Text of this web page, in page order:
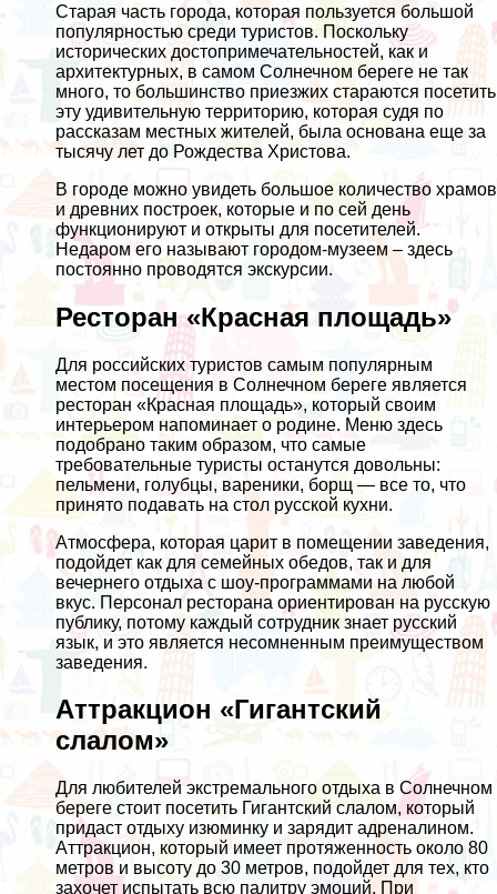
Старая часть города, которая пользуется большой
популярностью среди туристов. Поскольку
исторических достопримечательностей, как и
архитектурных, в самом Солнечном береге не так
много, то большинство приезжих стараются посетить
эту удивительную территорию, которая судя по
рассказам местных жителей, была основана еще за
тысячу лет до Рождества Христова.
В городе можно увидеть большое количество храмов
и древних построек, которые и по сей день
функционируют и открыты для посетителей.
Недаром его называют городом-музеем – здесь
постоянно проводятся экскурсии.
Ресторан «Красная площадь»
Для российских туристов самым популярным
местом посещения в Солнечном береге является
ресторан «Красная площадь», который своим
интерьером напоминает о родине. Меню здесь
подобрано таким образом, что самые
требовательные туристы останутся довольны:
пельмени, голубцы, вареники, борщ — все то, что
принято подавать на стол русской кухни.
Атмосфера, которая царит в помещении заведения,
подойдет как для семейных обедов, так и для
вечернего отдыха с шоу-программами на любой
вкус. Персонал ресторана ориентирован на русскую
публику, потому каждый сотрудник знает русский
язык, и это является несомненным преимуществом
заведения.
Аттракцион «Гигантский
слалом»
Для любителей экстремального отдыха в Солнечном
береге стоит посетить Гигантский слалом, который
придаст отдыху изюминку и зарядит адреналином.
Аттракцион, который имеет протяженность около 80
метров и высоту до 30 метров, подойдет для тех, кто
захочет испытать всю палитру эмоций. При